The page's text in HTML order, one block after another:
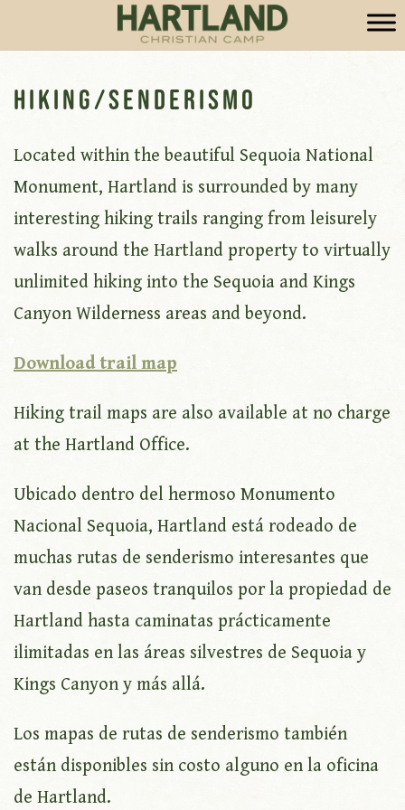
Hiking/Senderismo
Located within the beautiful Sequoia National
Monument, Hartland is surrounded by many
interesting hiking trails ranging from leisurely
walks around the Hartland property to virtually
unlimited hiking into the Sequoia and Kings
Canyon Wilderness areas and beyond.
Download trail map
Hiking trail maps are also available at no charge
at the Hartland Office.
Ubicado dentro del hermoso Monumento
Nacional Sequoia, Hartland está rodeado de
muchas rutas de senderismo interesantes que
van desde paseos tranquilos por la propiedad de
Hartland hasta caminatas prácticamente
ilimitadas en las áreas silvestres de Sequoia y
Kings Canyon y más allá.
Los mapas de rutas de senderismo también
están disponibles sin costo alguno en la oficina
de Hartland.